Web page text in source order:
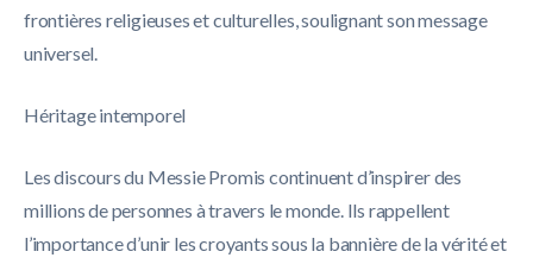
frontières religieuses et culturelles, soulignant son message
universel.
Héritage intemporel
Les discours du Messie Promis continuent d’inspirer des
millions de personnes à travers le monde. Ils rappellent
l’importance d’unir les croyants sous la bannière de la vérité et